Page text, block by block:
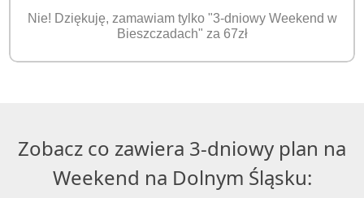
Nie! Dziękuję, zamawiam tylko "3-dniowy Weekend w
Bieszczadach" za 67zł
Zobacz co zawiera 3-dniowy plan na
Weekend na Dolnym Śląsku: